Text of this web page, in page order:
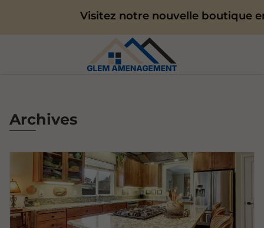
Visitez notre nouvelle boutique
Archives